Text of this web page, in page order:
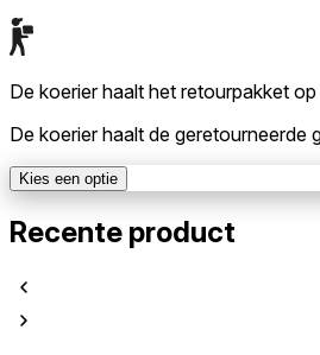
De koerier haalt het retourpakket op
De koerier haalt de geretourneerde
Kies een optie
Recente product